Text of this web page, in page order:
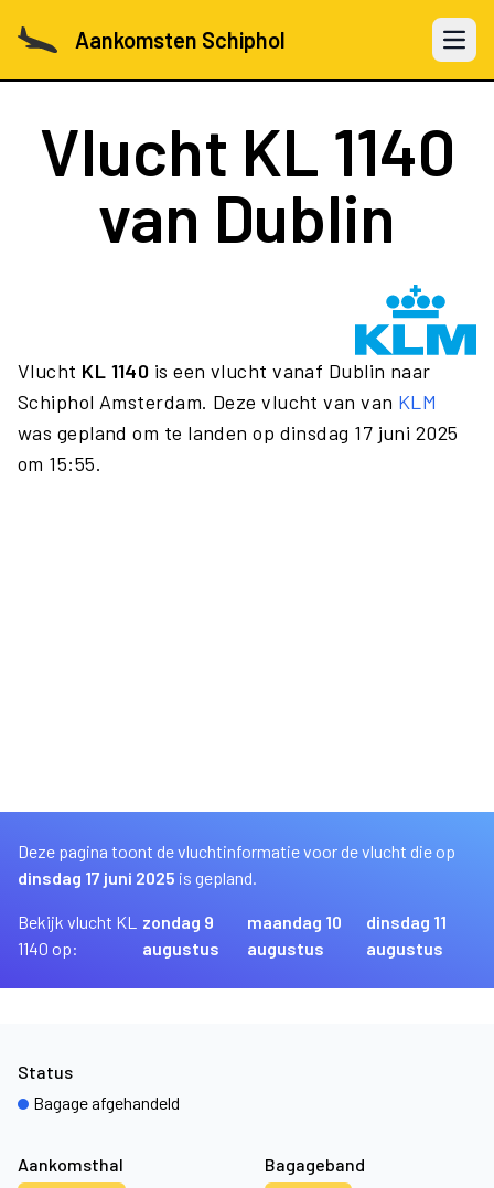
Aankomsten Schiphol Open
Vlucht KL 1140
van Dublin
Vlucht KL 1140 is een vlucht vanaf Dublin naar
Schiphol Amsterdam. Deze vlucht van van KLM
was gepland om te landen op dinsdag 17 juni 2025
om 15:55.
Deze pagina toont de vluchtinformatie voor de vlucht die op
dinsdag 17 juni 2025 is gepland.
Bekijk vlucht KL
1140 op:
zondag 9
augustus
maandag 10
augustus
dinsdag 11
augustus
Aankomsthal Bagageband
Status
Bagage afgehandeld